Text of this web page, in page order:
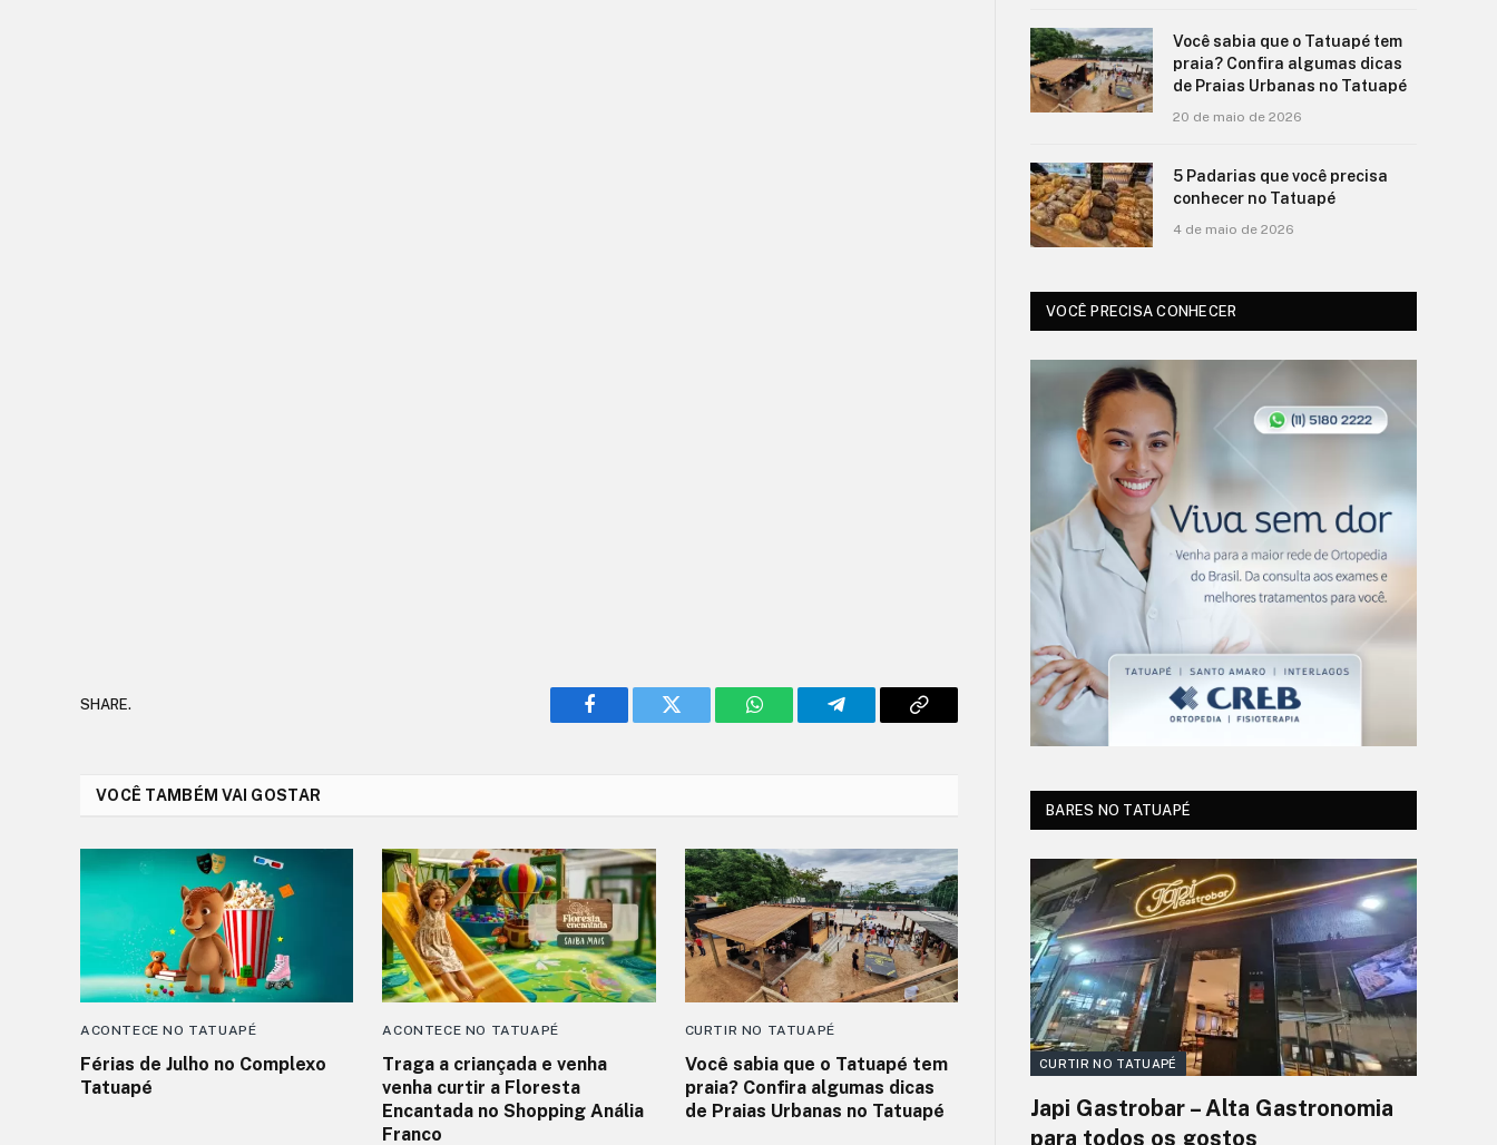
SHARE.
Facebook Twitter WhatsAppTelegram Copy
VOCÊ TAMBÉM VAI GOSTAR
ACONTECE NO TATUAPÉ
Férias de Julho no Complexo
Tatuapé
ACONTECE NO TATUAPÉ
Traga a criançada e venha
venha curtir a Floresta
Encantada no Shopping Anália
Franco
CURTIR NO TATUAPÉ
Você sabia que o Tatuapé tem
praia? Confira algumas dicas
de Praias Urbanas no Tatuapé
Você sabia que o Tatuapé tem
praia? Confira algumas dicas
de Praias Urbanas no Tatuapé
20 de maio de 2026
5 Padarias que você precisa
conhecer no Tatuapé
4 de maio de 2026
VOCÊ PRECISA CONHECER
BARES NO TATUAPÉ
CURTIR NO TATUAPÉ
Japi Gastrobar – Alta Gastronomia
para todos os gostos